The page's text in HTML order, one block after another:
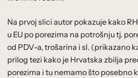
Na prvoj slici autor pokazuje kako
u EU po porezima na potrošnju tj.
od PDV-a, trošarina i sl. (prikazano
prilog tezi kako je Hrvatska zbilja
porezima i tu nemamo što posebno